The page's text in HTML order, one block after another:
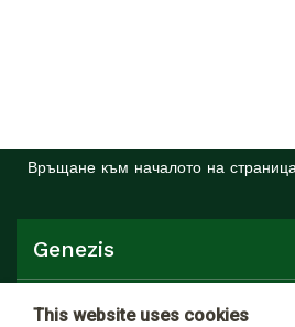
This website uses cookies
Връщане към началото на
Genezis
Продукти, услуги